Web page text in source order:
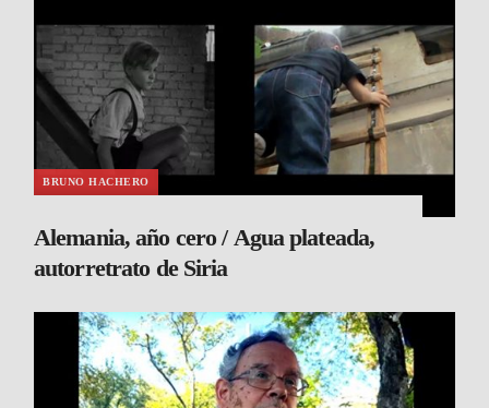
BRUNO HACHERO
Alemania, año cero / Agua plateada,
autorretrato de Siria